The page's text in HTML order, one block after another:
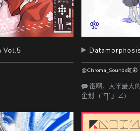
Vol.5
@Chroma_Sounds虹彩
饿啊，大学最大
企划 _(´ཀ`」∠)__